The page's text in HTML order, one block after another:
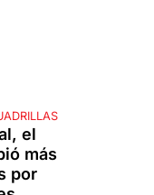
el
más
por